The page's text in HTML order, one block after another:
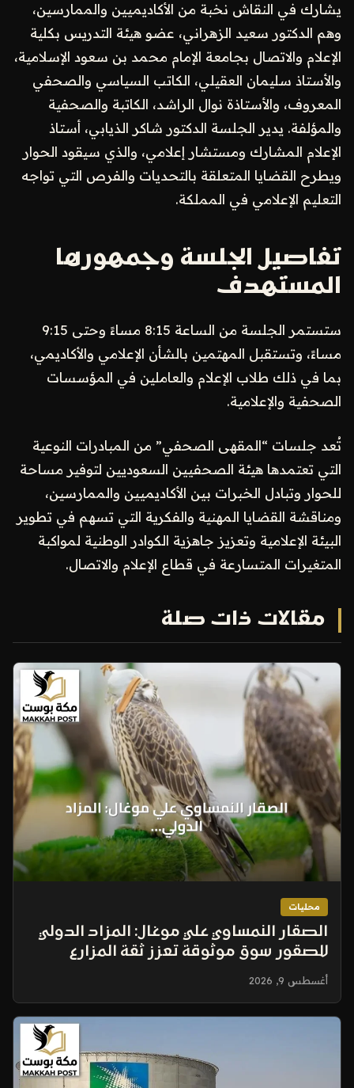
يشارك في النقاش نخبة من الأكاديميين والممارسين،
وهم الدكتور سعيد الزهراني، عضو هيئة التدريس بكلية
الإعلام والاتصال بجامعة الإمام محمد بن سعود الإسلامية،
والأستاذ سليمان العقيلي، الكاتب السياسي والصحفي
المعروف، والأستاذة نوال الراشد، الكاتبة والصحفية
والمؤلفة. يدير الجلسة الدكتور شاكر الذيابي، أستاذ
الإعلام المشارك ومستشار إعلامي، والذي سيقود الحوار
ويطرح القضايا المتعلقة بالتحديات والفرص التي تواجه
التعليم الإعلامي في المملكة.
تفاصيل الجلسة وجمهورها
المستهدف
ستستمر الجلسة من الساعة 8:15 مساءً وحتى 9:15
مساءً، وتستقبل المهتمين بالشأن الإعلامي والأكاديمي،
بما في ذلك طلاب الإعلام والعاملين في المؤسسات
الصحفية والإعلامية.
تُعد جلسات “المقهى الصحفي” من المبادرات النوعية
التي تعتمدها هيئة الصحفيين السعوديين لتوفير مساحة
للحوار وتبادل الخبرات بين الأكاديميين والممارسين،
ومناقشة القضايا المهنية والفكرية التي تسهم في تطوير
البيئة الإعلامية وتعزيز جاهزية الكوادر الوطنية لمواكبة
المتغيرات المتسارعة في قطاع الإعلام والاتصال.
مقالات ذات صلة
محليات
الصقار النمساوي علي موغال: المزاد الدولي
للصقور سوق موثوقة تعزز ثقة المزارع
الأوروبية
أغسطس 9, 2026